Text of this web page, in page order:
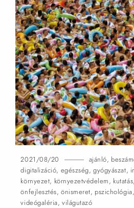
2021/08/20 ajánló,
digitalizáció, egészség,gyógyászat,
környezet, környezetvédelem, kutatás,
önfejlesztés,önismeret, pszichológia,
videógaléria,világutazó